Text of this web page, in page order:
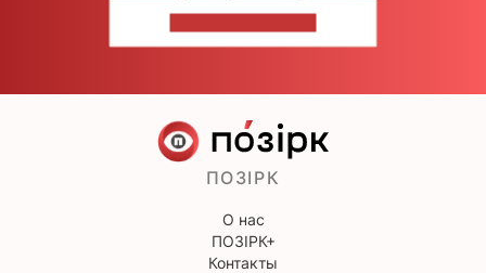
ПОЗІРК
О нас
ПОЗІРК+
Контакты